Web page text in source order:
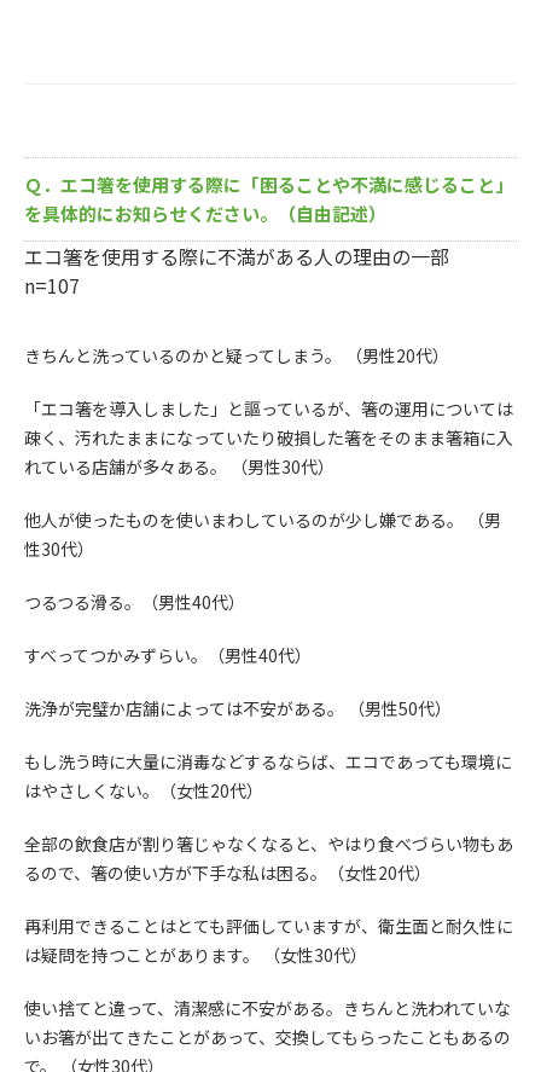
Ｑ．エコ箸を使用する際に「困ることや不満に感じること」
を具体的にお知らせください。（自由記述）
エコ箸を使用する際に不満がある人の理由の一部
n=107
きちんと洗っているのかと疑ってしまう。 （男性20代）
「エコ箸を導入しました」と謳っているが、箸の運用については
疎く、汚れたままになっていたり破損した箸をそのまま箸箱に入
れている店舗が多々ある。 （男性30代）
他人が使ったものを使いまわしているのが少し嫌である。 （男
性30代）
つるつる滑る。（男性40代）
すべってつかみずらい。（男性40代）
洗浄が完璧か店舗によっては不安がある。 （男性50代）
もし洗う時に大量に消毒などするならば、エコであっても環境に
はやさしくない。（女性20代）
全部の飲食店が割り箸じゃなくなると、やはり食べづらい物もあ
るので、箸の使い方が下手な私は困る。（女性20代）
再利用できることはとても評価していますが、衛生面と耐久性に
は疑問を持つことがあります。 （女性30代）
使い捨てと違って、清潔感に不安がある。きちんと洗われていな
いお箸が出てきたことがあって、交換してもらったこともあるの
で。 （女性30代）